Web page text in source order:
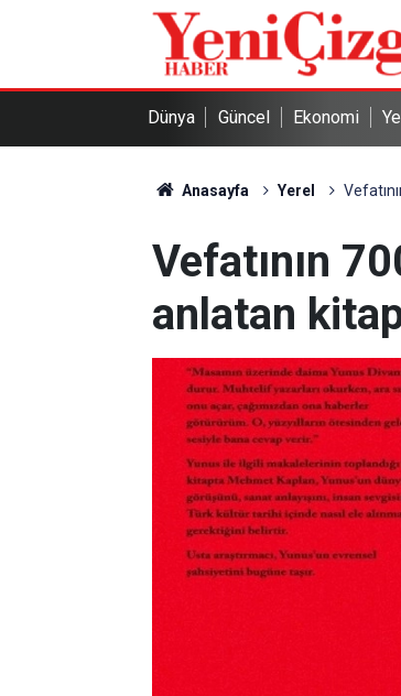
Dünya Güncel Ekonomi
Anasayfa Yerel
Vefatının
anlatan